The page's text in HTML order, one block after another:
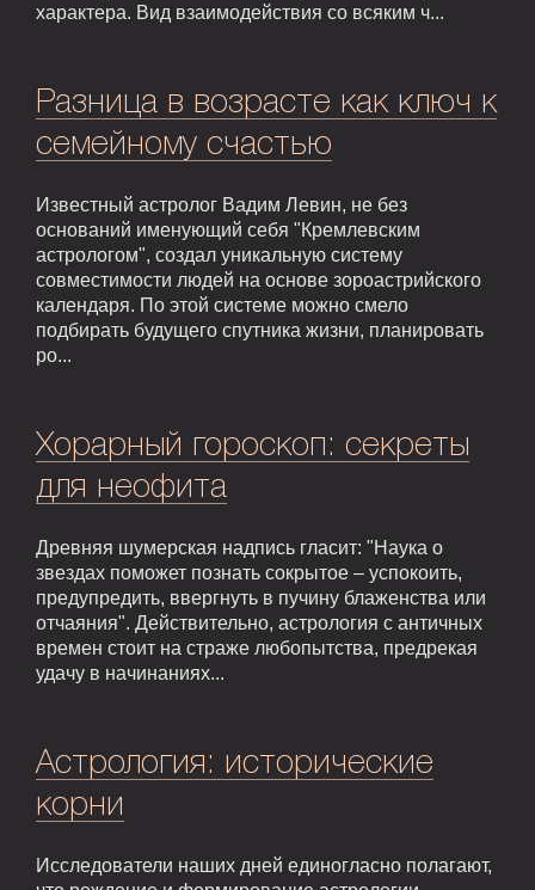
характера. Вид взаимодействия со всяким ч...
Разница в возрасте как ключ к
семейному счастью
Известный астролог Вадим Левин, не без
оснований именующий себя "Кремлевским
астрологом", создал уникальную систему
совместимости людей на основе зороастрийского
календаря. По этой системе можно смело
подбирать будущего спутника жизни, планировать
ро...
Хорарный гороскоп: секреты
для неофита
Древняя шумерская надпись гласит: "Наука о
звездах поможет познать сокрытое – успокоить,
предупредить, ввергнуть в пучину блаженства или
отчаяния". Действительно, астрология с античных
времен стоит на страже любопытства, предрекая
удачу в начинаниях...
Астрология: исторические
корни
Исследователи наших дней единогласно полагают,